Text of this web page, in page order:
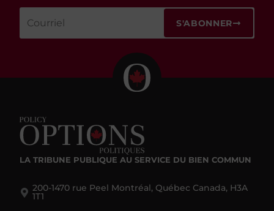
S'ABONNER
LA TRIBUNE PUBLIQUE AU SERVICE DU BIEN COMMUN
200-1470 rue Peel Montréal, Québec Canada, H3A
1T1